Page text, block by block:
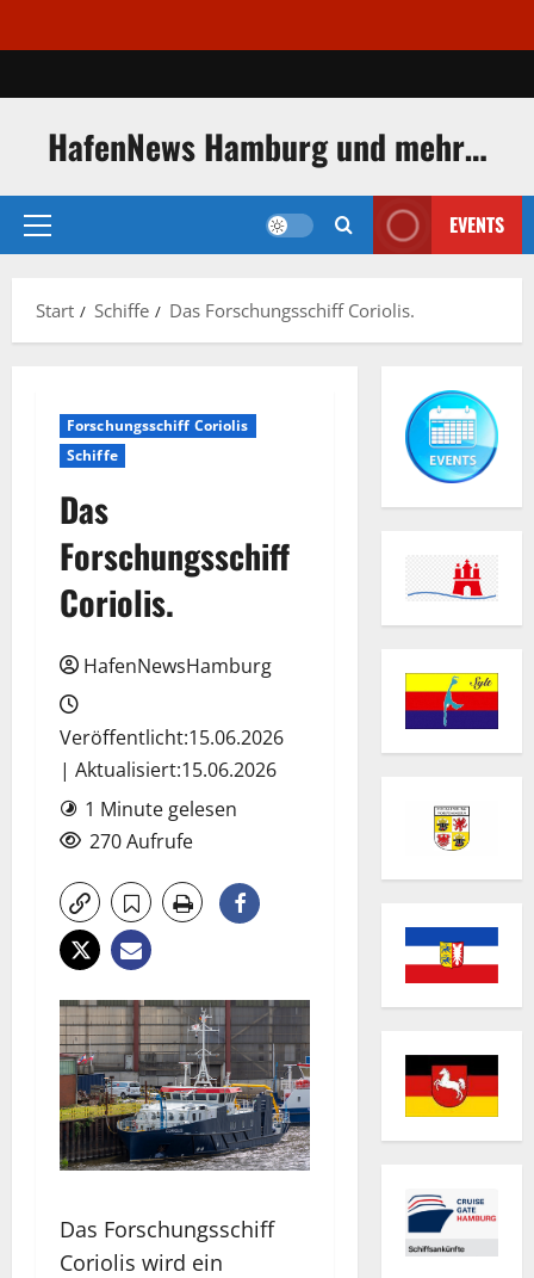
Inhalt
HafenNews Hamburg und mehr…
Primäres
EVENTS
Start Schiffe Das Forschungsschiff Coriolis.
Forschungsschiff Coriolis
Schiffe
Das
Forschungsschiff
Coriolis.
HafenNewsHamburg
Veröffentlicht:15.06.2026
| Aktualisiert:15.06.2026
1 Minute gelesen
270 Aufrufe
Das Forschungsschiff
Coriolis wird ein